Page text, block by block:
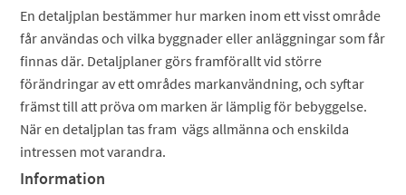
En detaljplan bestämmer hur marken inom ett visst område
får användas och vilka byggnader eller anläggningar som får
finnas där. Detaljplaner görs framförallt vid större
förändringar av ett områdes markanvändning, och syftar
främst till att pröva om marken är lämplig för bebyggelse.
När en detaljplan tas fram vägs allmänna och enskilda
intressen mot varandra.
Information